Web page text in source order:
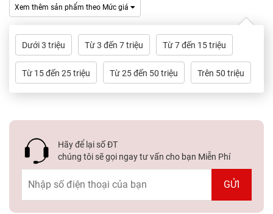
Xem thêm sản phẩm theo Mức giá
Dưới 3 triệu Từ 3 đến 7 triệu Từ 7 đến 15 triệu
Từ 15 đến 25 triệu Từ 25 đến 50 triệu Trên 50 triệu
Hãy để lại số ĐT
chúng tôi sẽ gọi ngay tư vấn cho bạn Miễn Phí